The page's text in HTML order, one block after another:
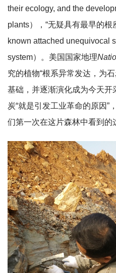
their ecology, and the
plants），“无疑具有最早的
known attached unequivocal
system）。美国国家地理
究的植物“根系异常发达，为
基础，并逐渐演化成为今天开
炭“就是引发工业革命的原因”
们第一次在这片森林中看到的